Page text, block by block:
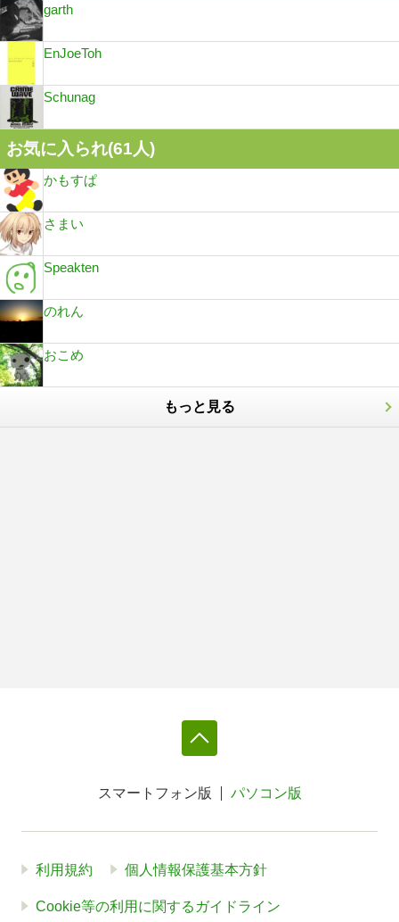
garth
EnJoeToh
Schunag
お気に入られ(61人)
かもすぱ
さまい
Speakten
のれん
おこめ
もっと見る
スマートフォン版 パソコン版
利用規約 個人情報保護基本方針
Cookie等の利用に関するガイドライン